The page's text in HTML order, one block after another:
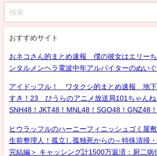
おすすめサイト
おネコさん的まとめ速報 僕の彼女はエリー
ンタルメンヘラ電波中年アルバイターのぬい
アイドッフル！ ワタクシ的まとめ速報 地下
すき！23 ひうらのアニメ放送局101ちゃん
SNH48！JKT48！MNL48！SGO48！GNZ48
ヒウラッフルのハーニーフィニッシュゴミ屋
生前整理人！孤立し孤独死からの～特殊清掃
完結編＞ キャッシング計1500万返済：厨二病